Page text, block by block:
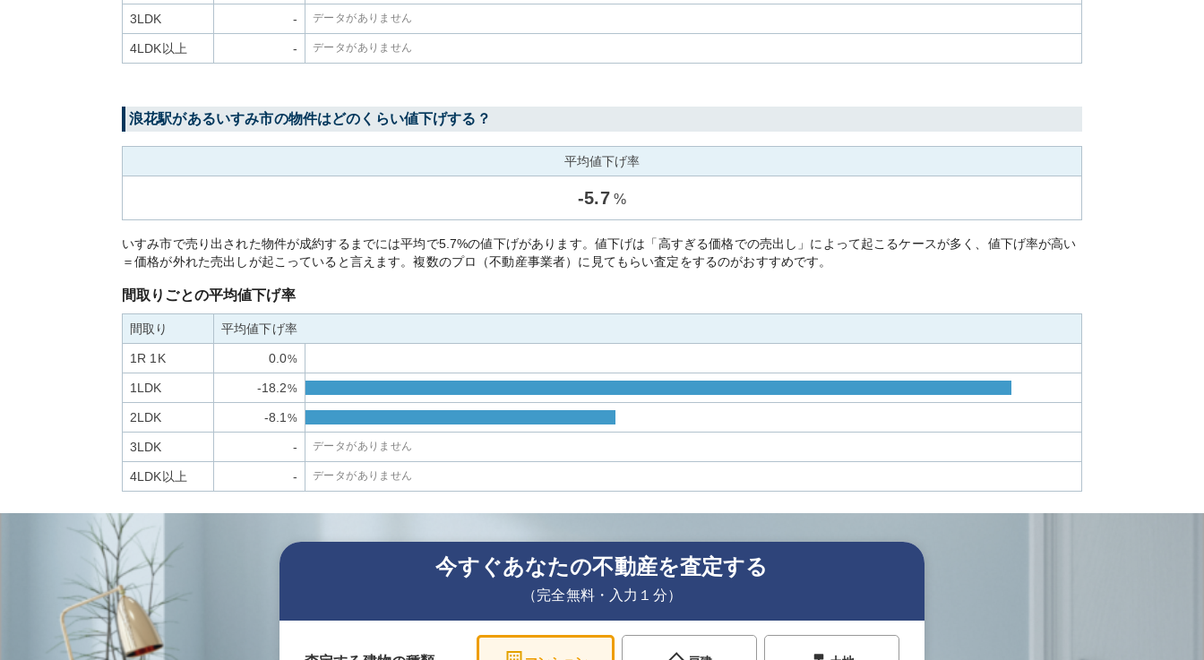
3LDK - データがありません
4LDK以上 - データがありません
浪花駅があるいすみ市の物件はどのくらい値下げする？
平均値下げ率
-5.7 %
いすみ市で売り出された物件が成約するまでには平均で5.7%の値下げがあります。値下げは「高すぎる価格での売出し」によって起こるケースが多く、値下げ率が高い
＝価格が外れた売出しが起こっていると言えます。複数のプロ（不動産事業者）に見てもらい査定をするのがおすすめです。
間取りごとの平均値下げ率
間取り 平均値下げ率
1R 1K 0.0%
1LDK -18.2%
2LDK -8.1 %
3LDK - データがありません
4LDK以上 - データがありません
今すぐあなたの不動産を査定する
（完全無料・入力１分）